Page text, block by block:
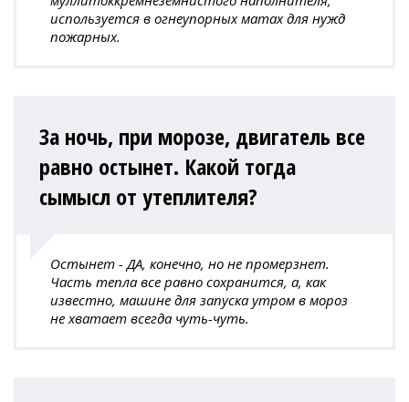
используется в огнеупорных матах для нужд
пожарных.
За ночь, при морозе, двигатель все
равно остынет. Какой тогда
сымысл от утеплителя?
Остынет - ДА, конечно, но не промерзнет.
Часть тепла все равно сохранится, а, как
известно, машине для запуска утром в мороз
не хватает всегда чуть-чуть.